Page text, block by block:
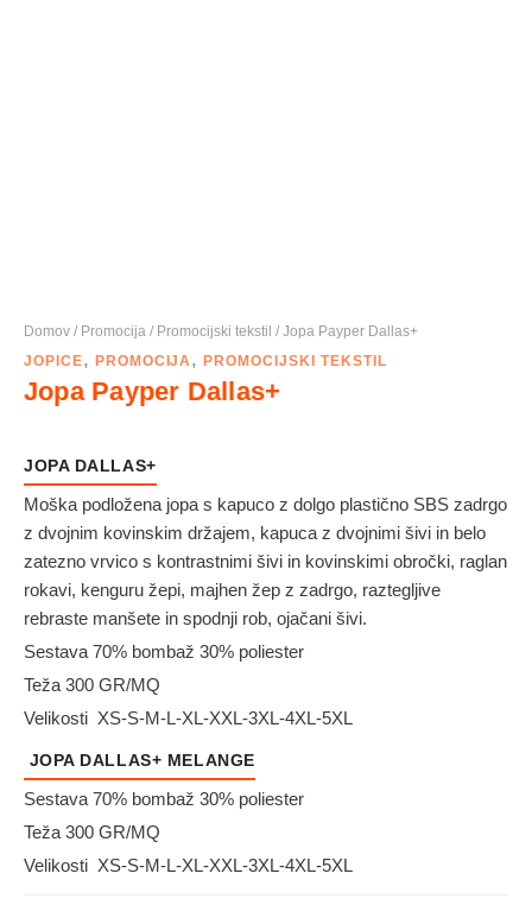
Domov / Promocija / Promocijski tekstil / Jopa Payper Dallas+
JOPICE, PROMOCIJA,PROMOCIJSKI TEKSTIL
Jopa Payper Dallas+
JOPA DALLAS+
Moška podložena jopa s kapuco z dolgo plastično SBS zadrgo
z dvojnim kovinskim držajem, kapuca z dvojnimi šivi in belo
zatezno vrvico s kontrastnimi šivi in kovinskimi obročki, raglan
rokavi, kenguru žepi, majhen žep z zadrgo, raztegljive
rebraste manšete in spodnji rob, ojačani šivi.
Sestava 70% bombaž 30% poliester
Teža 300 GR/MQ
Velikosti XS-S-M-L-XL-XXL-3XL-4XL-5XL
JOPA DALLAS+ MELANGE
Sestava 70% bombaž 30% poliester
Teža 300 GR/MQ
Velikosti XS-S-M-L-XL-XXL-3XL-4XL-5XL